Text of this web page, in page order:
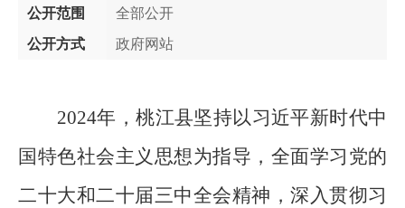
公开范围
全部公开
公开方式
政府网站
2024年，桃江县坚持以习近平新时代中
国特色社会主义思想为指导，全面学习党的
二十大和二十届三中全会精神，深入贯彻习